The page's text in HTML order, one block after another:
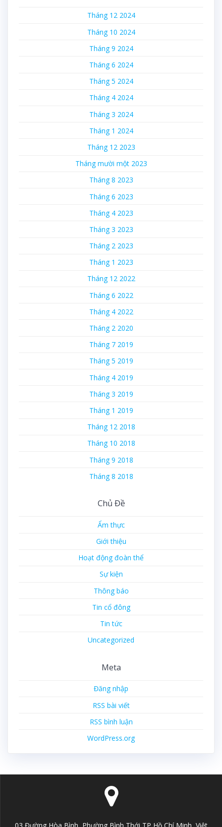
Tháng 12 2024
Tháng 10 2024
Tháng 9 2024
Tháng 6 2024
Tháng 5 2024
Tháng 4 2024
Tháng 3 2024
Tháng 1 2024
Tháng 12 2023
Tháng mười một 2023
Tháng 8 2023
Tháng 6 2023
Tháng 4 2023
Tháng 3 2023
Tháng 2 2023
Tháng 1 2023
Tháng 12 2022
Tháng 6 2022
Tháng 4 2022
Tháng 2 2020
Tháng 7 2019
Tháng 5 2019
Tháng 4 2019
Tháng 3 2019
Tháng 1 2019
Tháng 12 2018
Tháng 10 2018
Tháng 9 2018
Tháng 8 2018
Chủ Đề
Ẩm thực
Giới thiệu
Hoạt động đoàn thể
Sự kiện
Thông báo
Tin cổ đông
Tin tức
Uncategorized
Meta
Đăng nhập
RSS bài viết
RSS bình luận
WordPress.org
03 Đường Hòa Bình, Phường Bình Thới,TP Hồ Chí Minh, Việt